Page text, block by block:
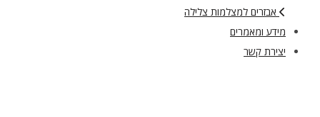
אבזרים למצלמות צלילה
מידע ומאמרים
יצירת קשר